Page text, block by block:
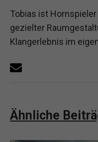
Tobias ist
gezielter
Klangerlebnis im
Ähnliche